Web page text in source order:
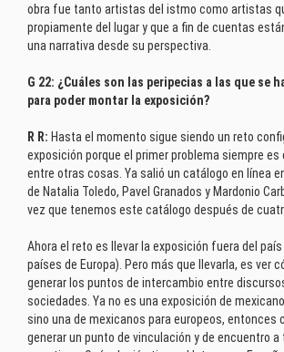
obra fue tanto artistas del istmo como artistas
propiamente del lugar y que a fin de cuentas
una narrativa desde su perspectiva.
G 22: ¿Cuáles son las peripecias a las que se
para poder montar la exposición?
R R: Hasta el momento sigue siendo un reto
exposición porque el primer problema siempre es
entre otras cosas. Ya salió un catálogo en línea
de Natalia Toledo, Pavel Granados y Mardonio
vez que tenemos este catálogo después de
Ahora el reto es llevar la exposición fuera del
países de Europa). Pero más que llevarla, es ver
generar los puntos de intercambio entre
sociedades. Ya no es una exposición de
sino una de mexicanos para europeos, entonces
generar un punto de vinculación y de encuentro a